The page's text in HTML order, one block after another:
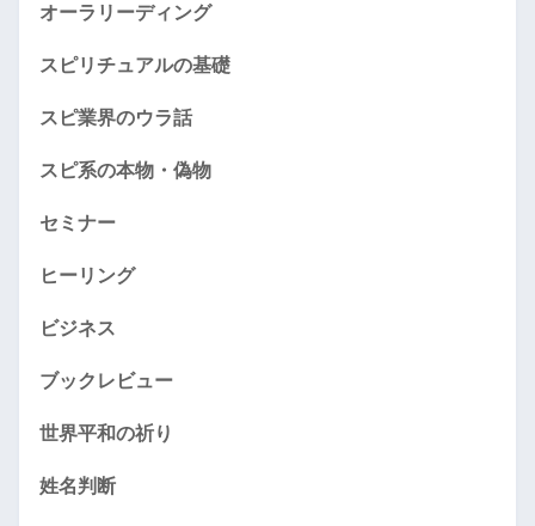
オーラリーディング
スピリチュアルの基礎
スピ業界のウラ話
スピ系の本物・偽物
セミナー
ヒーリング
ビジネス
ブックレビュー
世界平和の祈り
姓名判断